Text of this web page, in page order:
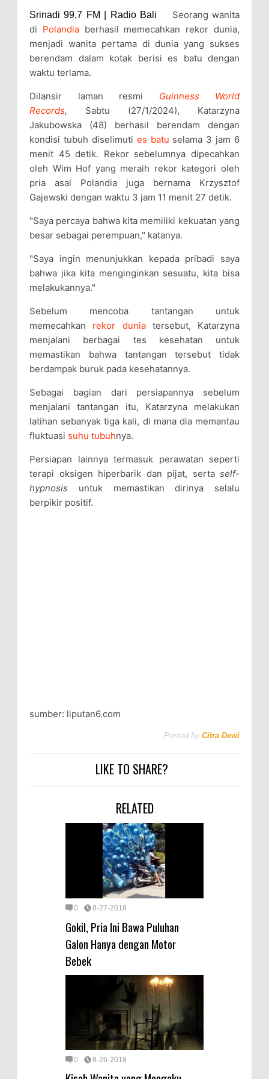
Srinadi 99,7 FM | Radio Bali Seorang wanita
di Polandia berhasil memecahkan rekor dunia,
menjadi wanita pertama di dunia yang sukses
berendam dalam kotak berisi es batu dengan
waktu terlama.
Dilansir laman resmi Guinness World
Records, Sabtu (27/1/2024), Katarzyna
Jakubowska (48) berhasil berendam dengan
kondisi tubuh diselimuti es batu selama 3 jam 6
menit 45 detik. Rekor sebelumnya dipecahkan
oleh Wim Hof yang meraih rekor kategori oleh
pria asal Polandia juga bernama Krzysztof
Gajewski dengan waktu 3 jam 11 menit 27 detik.
"Saya percaya bahwa kita memiliki kekuatan yang
besar sebagai perempuan," katanya.
"Saya ingin menunjukkan kepada pribadi saya
bahwa jika kita menginginkan sesuatu, kita bisa
melakukannya."
Sebelum mencoba tantangan untuk
memecahkan rekor duniatersebut, Katarzyna
menjalani berbagai tes kesehatan untuk
memastikan bahwa tantangan tersebut tidak
berdampak buruk pada kesehatannya.
Sebagai bagian dari persiapannya sebelum
menjalani tantangan itu, Katarzyna melakukan
latihan sebanyak tiga kali, di mana dia memantau
fluktuasi suhu tubuhnya.
Persiapan lainnya termasuk perawatan seperti
terapi oksigen hiperbarik dan pijat, sertaself-
hypnosis untuk memastikan dirinya selalu
berpikir positif.
sumber: liputan6.com
Posted by Citra Dewi
LIKE TO SHARE?
RELATED
0 8-27-2018
Gokil, Pria Ini Bawa Puluhan
Galon Hanya dengan Motor
Bebek
0 8-26-2018